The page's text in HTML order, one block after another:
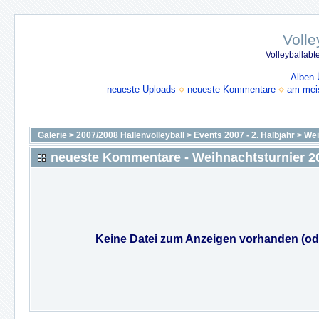
neueste Uploads
neueste Kommentare am
Galerie > 2007/2008 Hallenvolleyball > Events 2007 - 2. Halbjahr >
neueste Kommentare - Weihnachtsturnier
Keine Datei zum Anzeigen vorhanden